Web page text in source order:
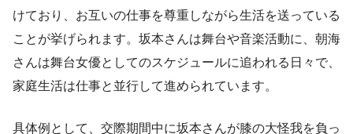
けており、お互いの仕事を尊重しながら生活を送っている
ことが挙げられます。坂本さんは舞台や音楽活動に、朝海
さんは舞台女優としてのスケジュールに追われる日々で、
家庭生活は仕事と並行して進められています。
具体例として、交際期間中に坂本さんが膝の大怪我を負っ